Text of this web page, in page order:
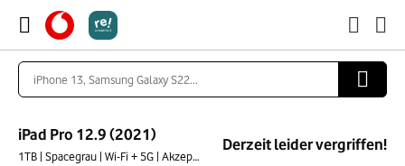
iPad Pro 12.9 (2021)
1TB | Spacegrau | Wi-Fi + 5G | Akzeptabler Zustand
Derzeit leider vergriffen!